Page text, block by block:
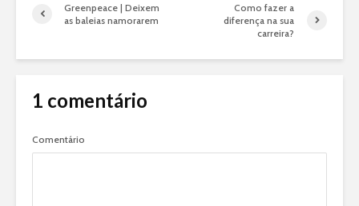
Greenpeace | Deixem
as baleias namorarem
Como fazer a
diferença na sua
carreira?
1 comentário
Comentário